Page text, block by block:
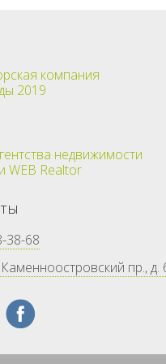
компания
2019
недвижимости
WEB Realtor
38-68
пр., д.